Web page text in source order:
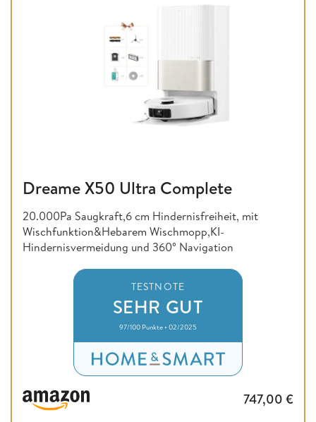
Dreame X50 Ultra Complete
20.000Pa Saugkraft,6 cm Hindernisfreiheit, mit
Wischfunktion&Hebarem Wischmopp,KI-
Hindernisvermeidung und 360° Navigation
TESTNOTE
SEHR GUT
97/100 Punkte • 02/2025
747,00 €